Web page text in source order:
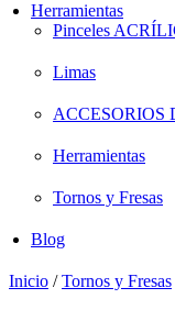
Herramientas
Pinceles
Limas
ACCESORIOS
Herramientas
Tornos y Fresas
Blog
Inicio /Tornos y Fresas